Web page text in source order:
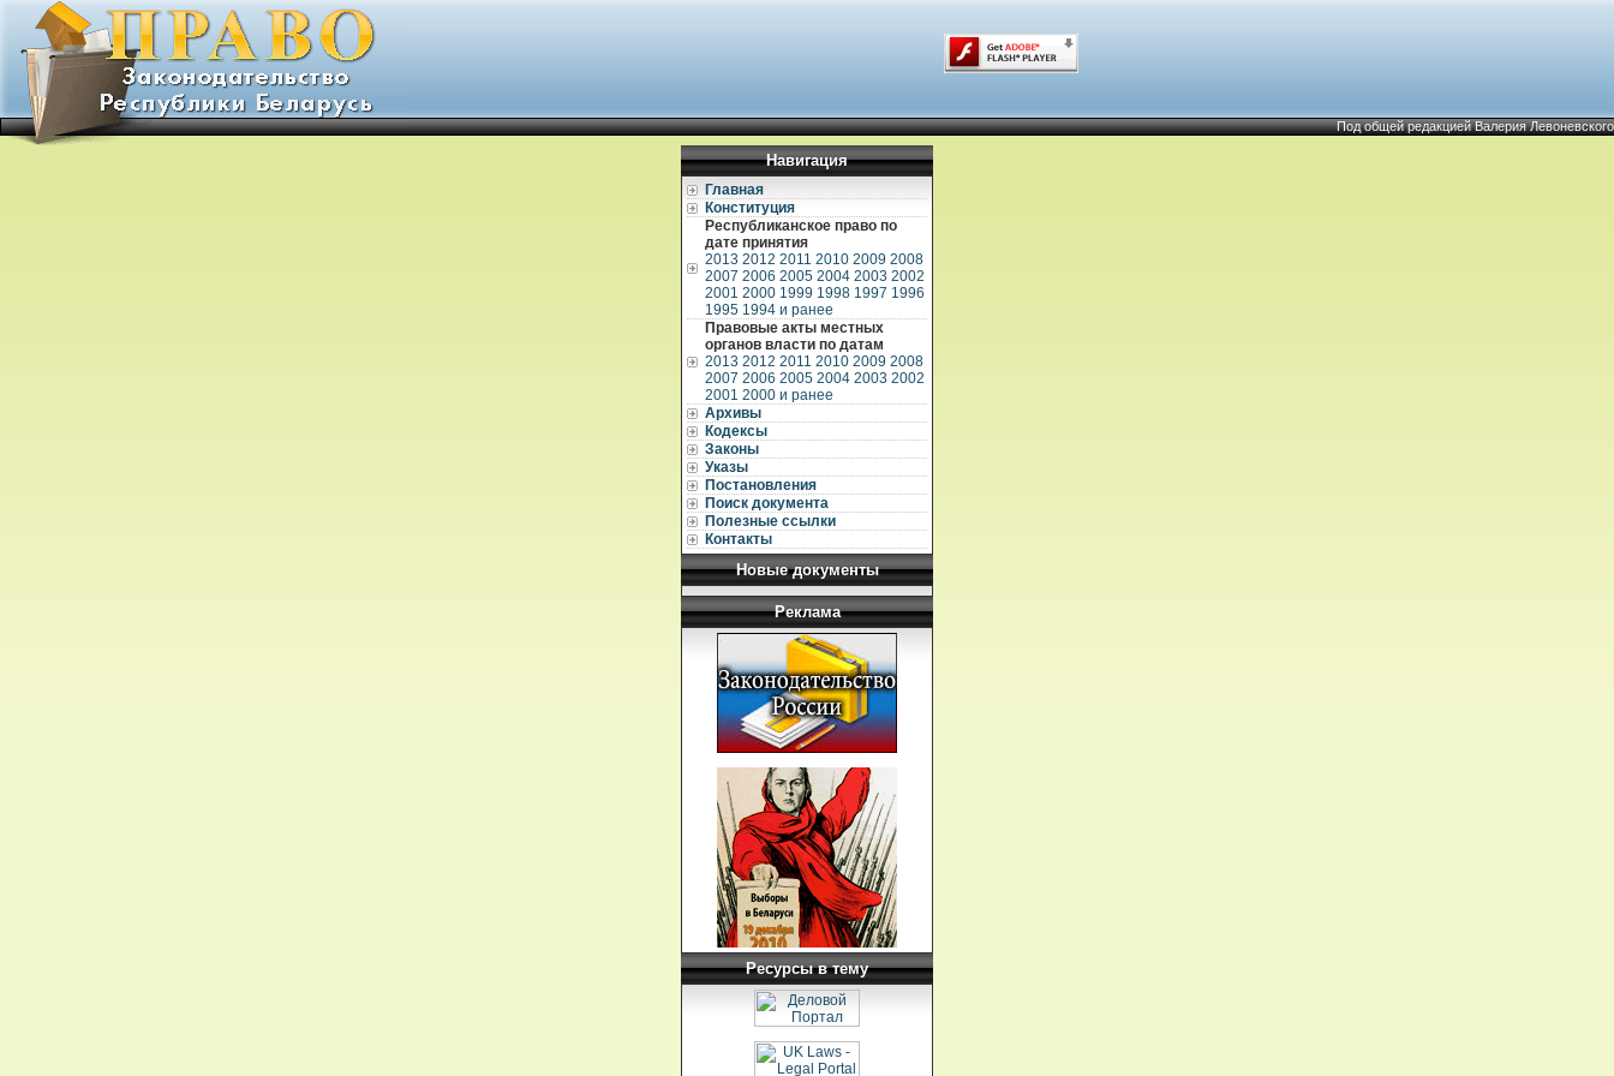
Под общей редакцией Валерия Левоневского
Навигация
Главная
Конституция
Республиканское право по
дате принятия
2013 2012 2011 2010 2009 2008
2007 2006 2005 2004 2003 2002
2001 2000 1999 1998 1997 1996
1995 1994 и ранее
Правовые акты местных
органов власти по датам
2013 2012 2011 2010 2009 2008
2007 2006 2005 2004 2003 2002
2001 2000 и ранее
Архивы
Кодексы
Законы
Указы
Постановления
Поиск документа
Полезные ссылки
Контакты
Новые документы
Реклама
Ресурсы в тему